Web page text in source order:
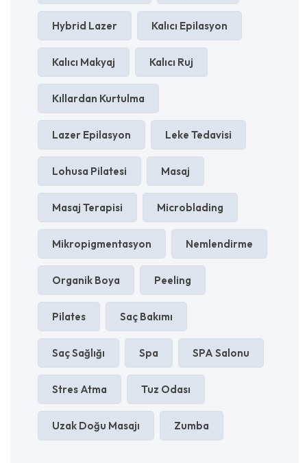
Hybrid Lazer Kalıcı Epilasyon
Kalıcı Makyaj Kalıcı Ruj
Kıllardan Kurtulma
Lazer Epilasyon Leke Tedavisi
Lohusa Pilatesi Masaj
Masaj Terapisi Microblading
Mikropigmentasyon Nemlendirme
Organik Boya Peeling
Pilates Saç Bakımı
Saç Sağlığı Spa SPA Salonu
Stres Atma Tuz Odası
Uzak Doğu Masajı Zumba